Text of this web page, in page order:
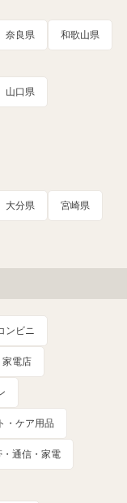
奈良県 和歌山県
山口県
大分県 宮崎県
ンビニ
家電店
・ケア用品
・通信・家電